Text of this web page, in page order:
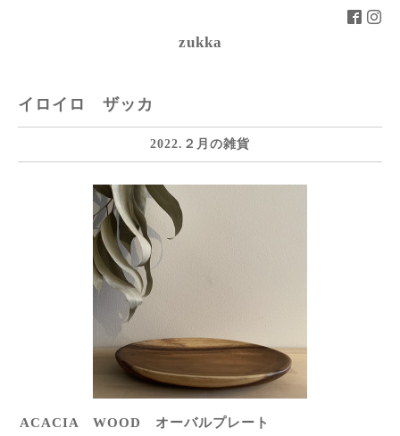
zukka
イロイロ ザッカ
2022.２月の雑貨
ACACIA WOOD オーバルプレート